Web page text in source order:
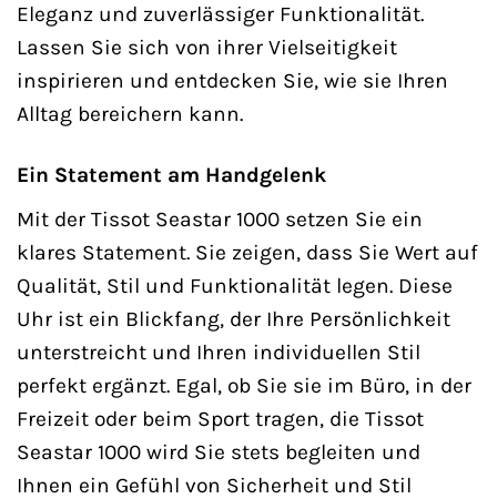
Eleganz und zuverlässiger Funktionalität.
Lassen Sie sich von ihrer Vielseitigkeit
inspirieren und entdecken Sie, wie sie Ihren
Alltag bereichern kann.
Ein Statement am Handgelenk
Mit der Tissot Seastar 1000 setzen Sie ein
klares Statement. Sie zeigen, dass Sie Wert auf
Qualität, Stil und Funktionalität legen. Diese
Uhr ist ein Blickfang, der Ihre Persönlichkeit
unterstreicht und Ihren individuellen Stil
perfekt ergänzt. Egal, ob Sie sie im Büro, in der
Freizeit oder beim Sport tragen, die Tissot
Seastar 1000 wird Sie stets begleiten und
Ihnen ein Gefühl von Sicherheit und Stil